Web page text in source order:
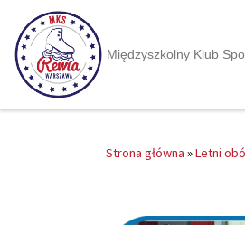
Międzyszkolny Klub
Strona główna »Letni